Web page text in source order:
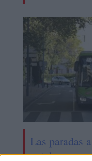
Las paradas
autobuses